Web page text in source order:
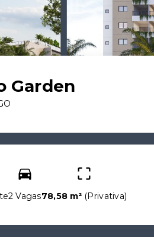
Garden
2 Vagas78,58 m² (Privativa)